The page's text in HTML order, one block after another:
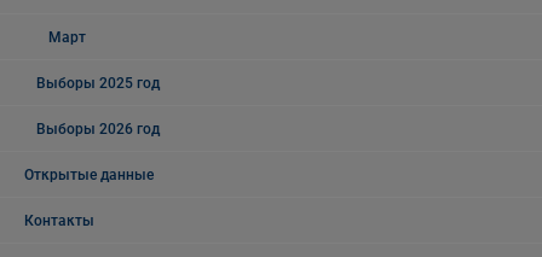
Март
Выборы 2025 год
Выборы 2026 год
Открытые данные
Контакты